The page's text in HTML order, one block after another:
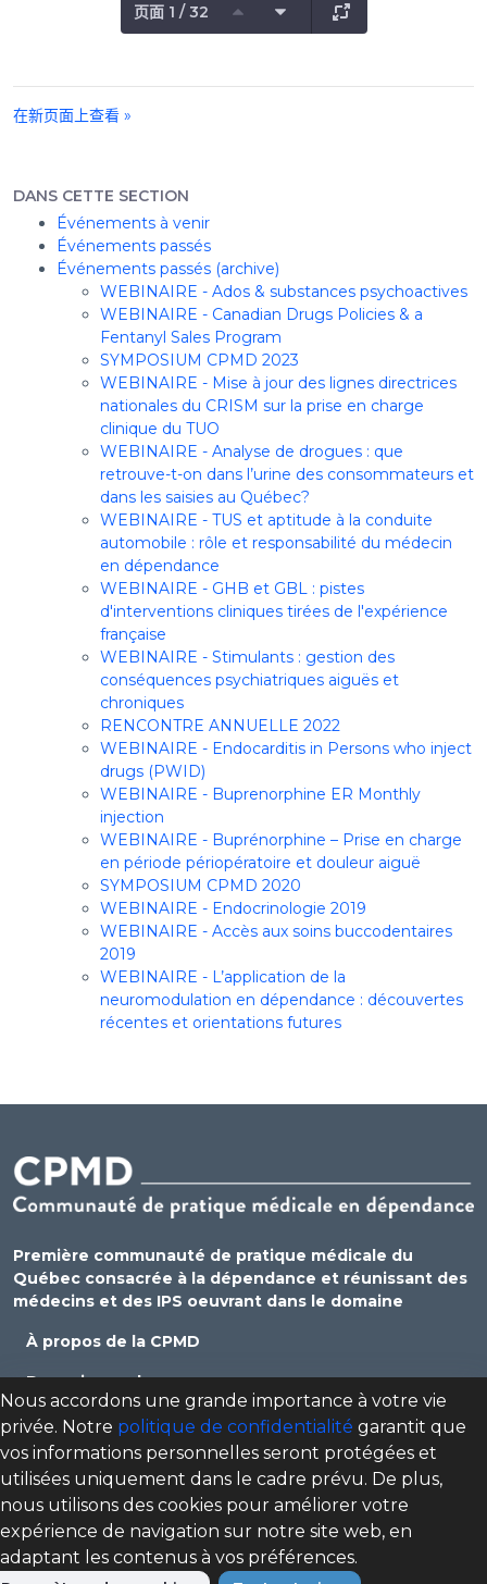
页面 1 / 32
在新页面上查看 »
DANS CETTE SECTION
Événements à venir
Événements passés
Événements passés (archive)
WEBINAIRE - Ados & substances psychoactives
WEBINAIRE - Canadian Drugs Policies & a
Fentanyl Sales Program
SYMPOSIUM CPMD 2023
WEBINAIRE - Mise à jour des lignes directrices
nationales du CRISM sur la prise en charge
clinique du TUO
WEBINAIRE - Analyse de drogues : que
retrouve-t-on dans l’urine des consommateurs et
dans les saisies au Québec?
WEBINAIRE - TUS et aptitude à la conduite
automobile : rôle et responsabilité du médecin
en dépendance
WEBINAIRE - GHB et GBL : pistes
d'interventions cliniques tirées de l'expérience
française
WEBINAIRE - Stimulants : gestion des
conséquences psychiatriques aiguës et
chroniques
RENCONTRE ANNUELLE 2022
WEBINAIRE - Endocarditis in Persons who inject
drugs (PWID)
WEBINAIRE - Buprenorphine ER Monthly
injection
WEBINAIRE - Buprénorphine – Prise en charge
en période périopératoire et douleur aiguë
SYMPOSIUM CPMD 2020
WEBINAIRE - Endocrinologie 2019
WEBINAIRE - Accès aux soins buccodentaires
2019
WEBINAIRE - L’application de la
neuromodulation en dépendance : découvertes
récentes et orientations futures
Première communauté de pratique médicale du
Québec consacrée à la dépendance et réunissant des
médecins et des IPS oeuvrant dans le domaine
À propos de la CPMD
Devenir membre
Se connecter
Nous joindre
Politique de confidentialité
Direction des programmes santé mentale, dépendance
et itinérance (DPSMDI) de Santé Québec Centre-Sud-de-
Nous accordons une grande importance à votre vie
privée. Notre politique de confidentialité garantit que
vos informations personnelles seront protégées et
utilisées uniquement dans le cadre prévu. De plus,
nous utilisons des cookies pour améliorer votre
expérience de navigation sur notre site web, en
adaptant les contenus à vos préférences.